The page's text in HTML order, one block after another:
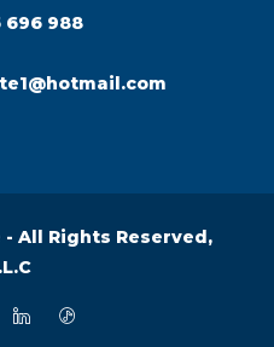
696 988
All Rights Reserved,